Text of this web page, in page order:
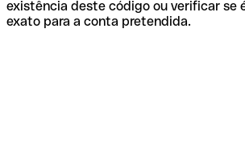
existência deste código ou verificar se
exato para a conta pretendida.